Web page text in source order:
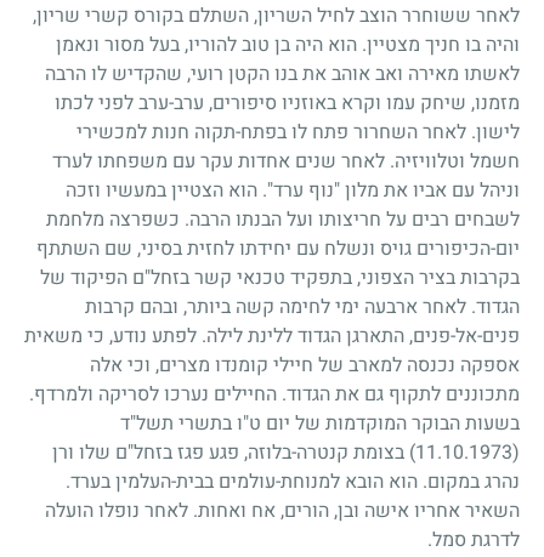
לאחר ששוחרר הוצב לחיל השריון, השתלם בקורס קשרי שריון,
והיה בו חניך מצטיין. הוא היה בן טוב להוריו, בעל מסור ונאמן
לאשתו מאירה ואב אוהב את בנו הקטן רועי, שהקדיש לו הרבה
מזמנו, שיחק עמו וקרא באוזניו סיפורים, ערב-ערב לפני לכתו
לישון. לאחר השחרור פתח לו בפתח-תקוה חנות למכשירי
חשמל וטלוויזיה. לאחר שנים אחדות עקר עם משפחתו לערד
וניהל עם אביו את מלון "נוף ערד". הוא הצטיין במעשיו וזכה
לשבחים רבים על חריצותו ועל הבנתו הרבה. כשפרצה מלחמת
יום-הכיפורים גויס ונשלח עם יחידתו לחזית בסיני, שם השתתף
בקרבות בציר הצפוני, בתפקיד טכנאי קשר בזחל"ם הפיקוד של
הגדוד. לאחר ארבעה ימי לחימה קשה ביותר, ובהם קרבות
פנים-אל-פנים, התארגן הגדוד ללינת לילה. לפתע נודע, כי משאית
אספקה נכנסה למארב של חיילי קומנדו מצרים, וכי אלה
מתכוננים לתקוף גם את הגדוד. החיילים נערכו לסריקה ולמרדף.
בשעות הבוקר המוקדמות של יום ט"ו בתשרי תשל"ד
(11.10.1973)
בצומת קנטרה-בלוזה, פגע פגז בזחל"ם שלו ורן
נהרג במקום. הוא הובא למנוחת-עולמים בבית-העלמין בערד.
השאיר אחריו אישה ובן, הורים, אח ואחות. לאחר נופלו הועלה
לדרגת סמל.